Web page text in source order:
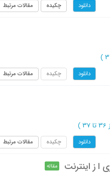
دانلود چکیده مقالات مرتبط
)
دانلود چکیده مقالات مرتبط
37
)
دانلود چکیده مقالات مرتبط
ا ز اینترنت مقاله